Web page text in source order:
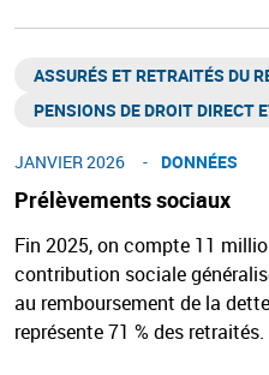
Prélèvements sociaux
ASSURÉS ET RETRAITÉS DU
PENSIONS DE DROIT DIRECT
JANVIER 2026 DONNÉES
Fin 2025, on compte 11
contribution sociale
au remboursement de la
représente 71 % des retraités.